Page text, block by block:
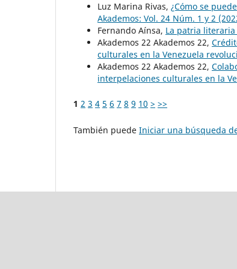
Luz Marina Rivas, ¿Cómo se
Akademos: Vol. 24 Núm. 1 y 2
Fernando Aínsa, La patria
Akademos 22 Akademos 22,
culturales en la Venezuela
Akademos 22 Akademos 22,
interpelaciones culturales en la
1 2 3 4 5 6 7 8 9 10 > >>
También puede Iniciar una búsqueda